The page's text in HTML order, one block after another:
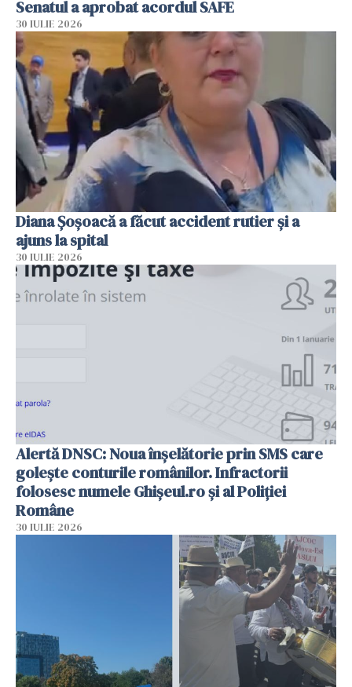
Senatul a aprobat acordul SAFE
30 IULIE 2026
Diana Șoșoacă a făcut accident rutier și a
ajuns la spital
30 IULIE 2026
Alertă DNSC: Noua înșelătorie prin SMS care
golește conturile românilor. Infractorii
folosesc numele Ghișeul.ro și al Poliției
Române
30 IULIE 2026